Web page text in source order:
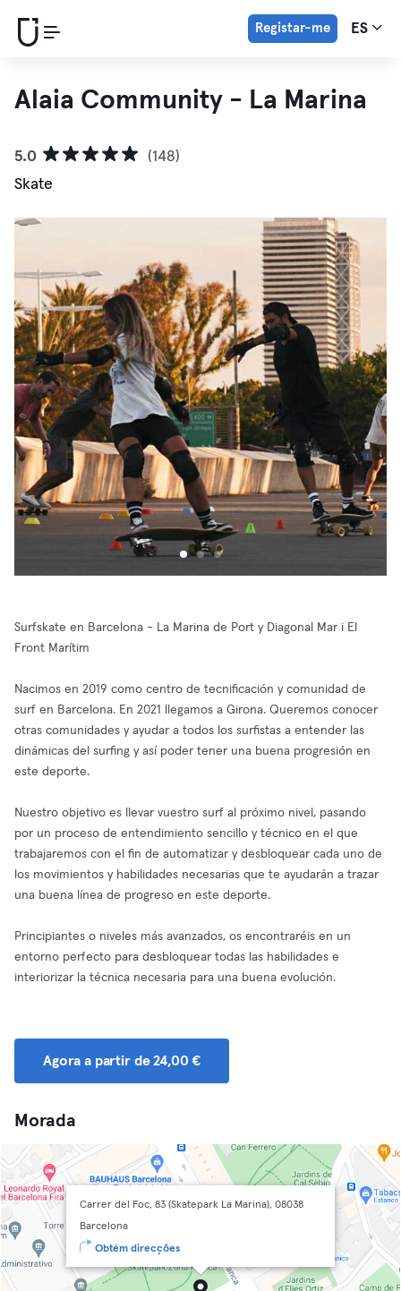
Registar-me ES
Alaia Community - La Marina
5.0
(148)
Skate
Surfskate en Barcelona - La Marina de Port y Diagonal Mar i El
Front Marítim
Nacimos en 2019 como centro de tecnificación y comunidad de
surf en Barcelona. En 2021 llegamos a Girona. Queremos conocer
otras comunidades y ayudar a todos los surfistas a entender las
dinámicas del surfing y así poder tener una buena progresión en
este deporte.
Nuestro objetivo es llevar vuestro surf al próximo nivel, pasando
por un proceso de entendimiento sencillo y técnico en el que
trabajaremos con el fin de automatizar y desbloquear cada uno de
los movimientos y habilidades necesarias que te ayudarán a trazar
una buena línea de progreso en este deporte.
Principiantes o niveles más avanzados, os encontraréis en un
entorno perfecto para desbloquear todas las habilidades e
interiorizar la técnica necesaria para una buena evolución.
Agora a partir de 24,00 €
Morada
Carrer del Foc, 83 (Skatepark La Marina), 08038
Barcelona
Obtém direcções